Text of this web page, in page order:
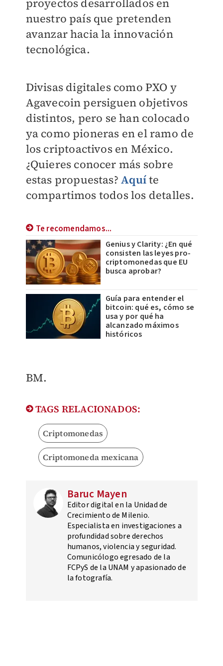
nuestro país que pretenden
avanzar hacia la innovación
tecnológica.
Divisas digitales como PXO y
Agavecoin persiguen objetivos
distintos, pero se han colocado
ya como pioneras en el ramo de
los criptoactivos en México.
¿Quieres conocer más sobre
estas propuestas?Aquíte
compartimos todos los detalles.
Te recomendamos...
Genius y Clarity: ¿En qué
consisten las leyes pro-
criptomonedas que EU
busca aprobar?
Guía para entender el
bitcoin: qué es, cómo se
usa y por qué ha
alcanzado máximos
históricos
BM.
TAGS RELACIONADOS:
Criptomonedas
Criptomoneda mexicana
Baruc Mayen
Editor digital en la Unidad de
Crecimiento de Milenio.
Especialista en investigaciones a
profundidad sobre derechos
humanos, violencia y seguridad.
Comunicólogo egresado de la
FCPyS de la UNAM y apasionado de
la fotografía.